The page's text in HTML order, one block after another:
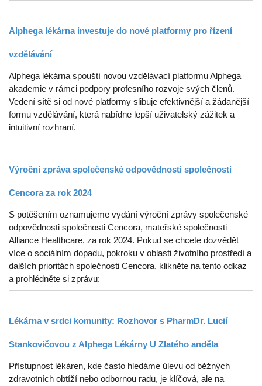
Alphega lékárna investuje do nové platformy pro řízení
vzdělávání
Alphega lékárna spouští novou vzdělávací platformu Alphega
akademie v rámci podpory profesního rozvoje svých členů.
Vedení sítě si od nové platformy slibuje efektivnější a žádanější
formu vzdělávání, která nabídne lepší uživatelský zážitek a
intuitivní rozhraní.
Výroční zpráva společenské odpovědnosti společnosti
Cencora za rok 2024
S potěšením oznamujeme vydání výroční zprávy společenské
odpovědnosti společnosti Cencora, mateřské společnosti
Alliance Healthcare, za rok 2024. Pokud se chcete dozvědět
více o sociálním dopadu, pokroku v oblasti životního prostředí a
dalších prioritách společnosti Cencora, klikněte na tento odkaz
a prohlédněte si zprávu:
Lékárna v srdci komunity: Rozhovor s PharmDr. Lucií
Stankovičovou z Alphega Lékárny U Zlatého anděla
Přístupnost lékáren, kde často hledáme úlevu od běžných
zdravotních obtíží nebo odbornou radu, je klíčová, ale na